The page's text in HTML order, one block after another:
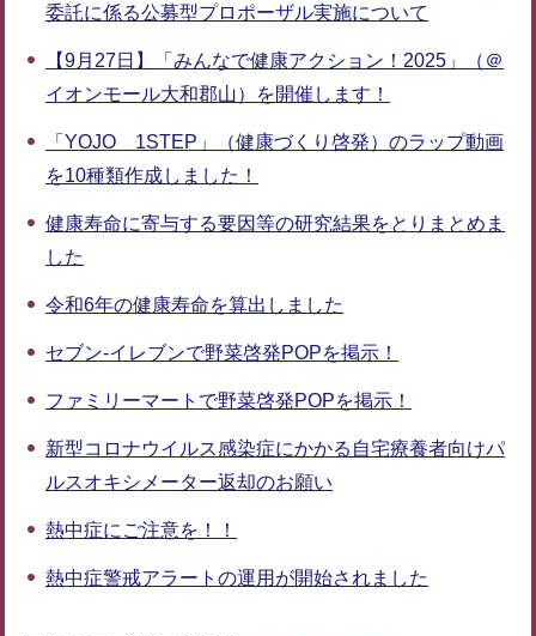
委託に係る公募型プロポーザル実施について
【9月27日】「みんなで健康アクション！2025」（＠
イオンモール大和郡山）を開催します！
「YOJO 1STEP」（健康づくり啓発）のラップ動画
を10種類作成しました！
健康寿命に寄与する要因等の研究結果をとりまとめま
した
令和6年の健康寿命を算出しました
セブン‐イレブンで野菜啓発POPを掲示！
ファミリーマートで野菜啓発POPを掲示！
新型コロナウイルス感染症にかかる自宅療養者向けパ
ルスオキシメーター返却のお願い
熱中症にご注意を！！
熱中症警戒アラートの運用が開始されました